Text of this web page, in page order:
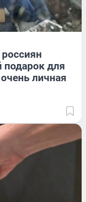
подарок для
личная